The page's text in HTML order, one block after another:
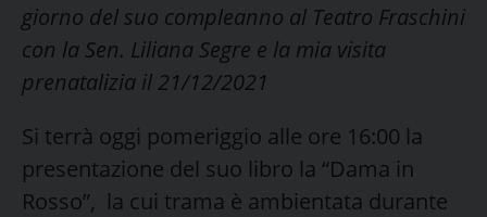
giorno del suo compleanno al Teatro Fraschini
con la Sen. Liliana Segre e la mia visita
prenatalizia il 21/12/2021
Si terrà oggi pomeriggio alle ore 16:00 la
presentazione del suo libro la “Dama in
Rosso”, la cui trama è ambientata durante